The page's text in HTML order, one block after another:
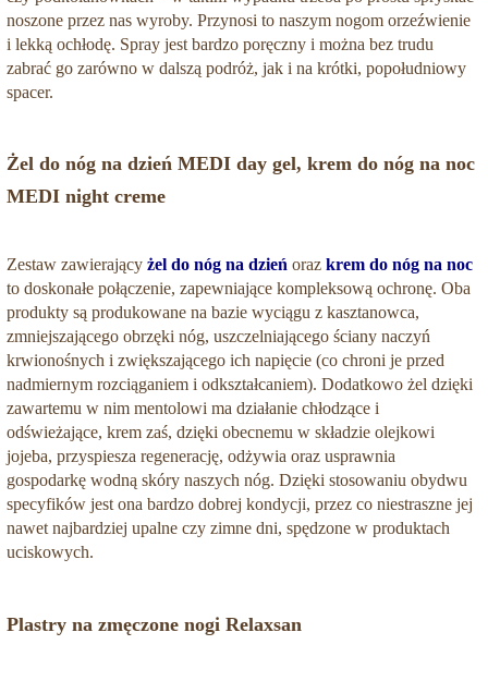
noszone przez nas wyroby. Przynosi to naszym nogom orzeźwienie
i lekką ochłodę. Spray jest bardzo poręczny i można bez trudu
zabrać go zarówno w dalszą podróż, jak i na krótki, popołudniowy
spacer.
Żel do nóg na dzień MEDI day gel, krem do nóg na noc
MEDI night creme
Zestaw zawierający żel do nóg na dzień oraz krem do nóg na noc
to doskonałe połączenie, zapewniające kompleksową ochronę. Oba
produkty są produkowane na bazie wyciągu z kasztanowca,
zmniejszającego obrzęki nóg, uszczelniającego ściany naczyń
krwionośnych i zwiększającego ich napięcie (co chroni je przed
nadmiernym rozciąganiem i odkształcaniem). Dodatkowo żel dzięki
zawartemu w nim mentolowi ma działanie chłodzące i
odświeżające, krem zaś, dzięki obecnemu w składzie olejkowi
jojeba, przyspiesza regenerację, odżywia oraz usprawnia
gospodarkę wodną skóry naszych nóg. Dzięki stosowaniu obydwu
specyfików jest ona bardzo dobrej kondycji, przez co niestraszne jej
nawet najbardziej upalne czy zimne dni, spędzone w produktach
uciskowych.
Plastry na zmęczone nogi Relaxsan